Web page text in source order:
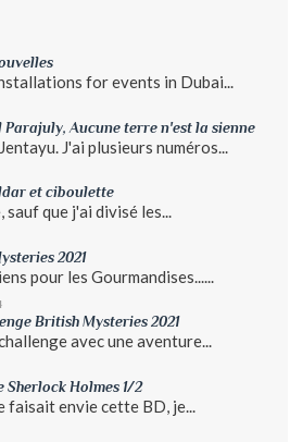
for events in Dubai...
Parajuly, Aucune terre n'est la sienne
J'ai plusieurs numéros...
et ciboulette
sauf que j'ai divisé les...
2021
pour les Gourmandises......
British Mysteries 2021
avec une aventure...
Sherlock Holmes 1/2
faisait envie cette BD, je...